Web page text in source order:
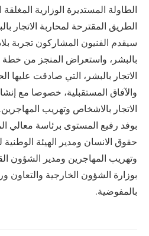
الطاولة المستديرة الوزارية
الطريق المقترحة لمحاربة الاتجار
سيقدم الفنيون المشاركون تجربة
بالبشر، واستعراض المنجز من خطة
والآفاق المستقبلية، خصوصا مع
الاتجار بالاشخاص وتهريب
بوفد رفيع المستوى برئاسة معالي
حقوق الانسان ومدير الهيئة الوطنية
وتهريب المهاجرين ومدير الشؤون
بوزارة الشؤون الخارجية والتعاون
بالمفوضية.